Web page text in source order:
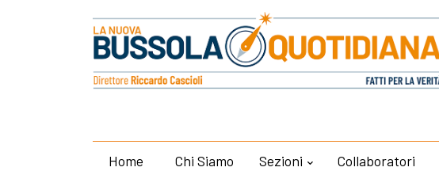
Home Chi Siamo Sezioni Collaboratori